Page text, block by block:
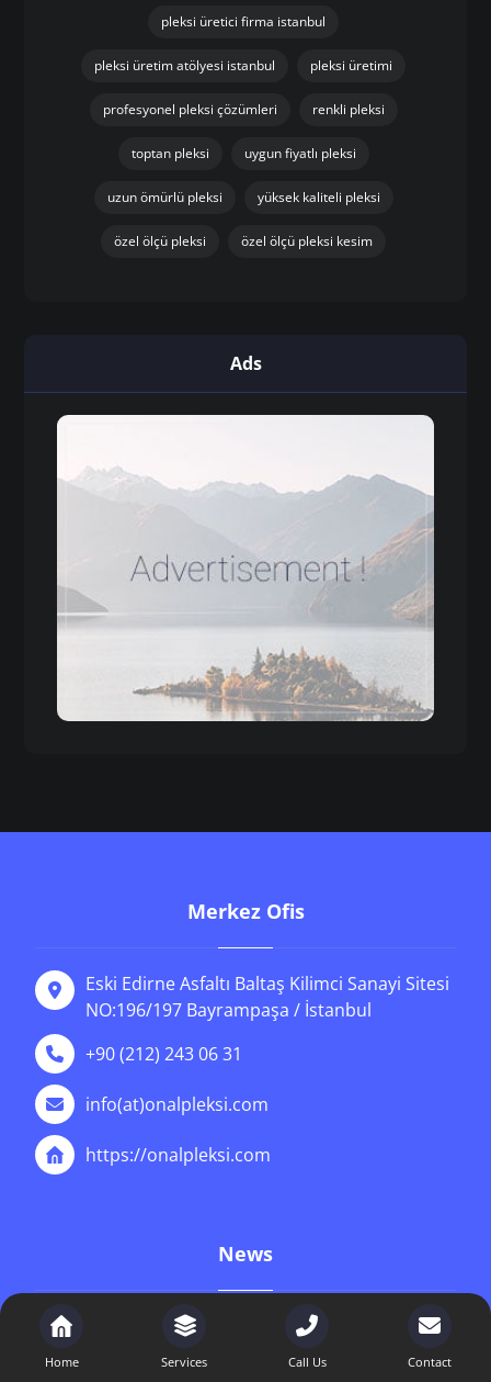
pleksi üretici firma istanbul
pleksi üretim atölyesi istanbul pleksi üretimi
profesyonel pleksi çözümleri renkli pleksi
toptan pleksi uygun fiyatlı pleksi
uzun ömürlü pleksi yüksek kaliteli pleksi
özel ölçü pleksi özel ölçü pleksi kesim
Ads
Merkez Ofis
Eski Edirne Asfaltı Baltaş Kilimci Sanayi Sitesi
NO:196/197 Bayrampaşa / İstanbul
+90 (212) 243 06 31
info(at)onalpleksi.com
https://onalpleksi.com
News
İstanbul cnc pleksi Hizmetleri | Önal
Pleksi
Home Services Call Us Contact